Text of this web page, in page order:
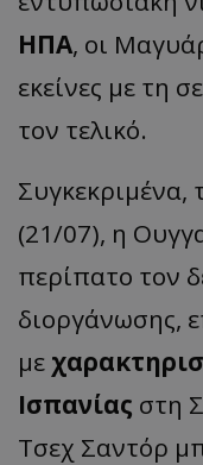
ΗΠΑ, οι
εκείνες με τη
τον τελικό.
Συγκεκριμένα,
(21/07), η
περίπατο τον
διοργάνωσης,
με
Ισπανίας στη
Τσεχ Σαντόρ